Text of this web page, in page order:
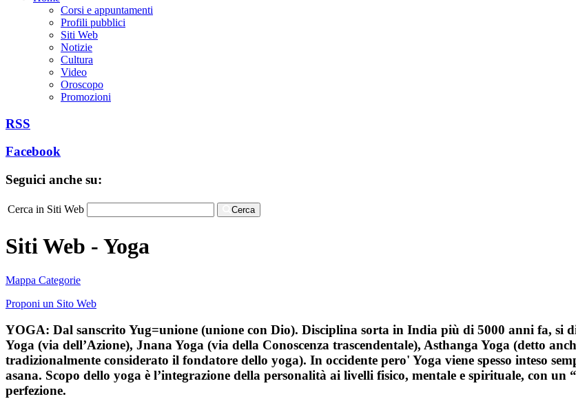
Corsi e appuntamenti
Profili pubblici
Siti Web
Notizie
Cultura
Video
Oroscopo
Promozioni
RSS
Facebook
Seguici anche su:
Cerca in Siti Web Cerca
Siti Web - Yoga
Mappa Categorie
Proponi un Sito Web
YOGA: Dal sanscrito Yug=unione (unione con Dio). Disciplina sorta in India più di 5000 anni fa, si
Yoga (via dell’Azione), Jnana Yoga (via della Conoscenza trascendentale), Asthanga Yoga (detto
tradizionalmente considerato il fondatore dello yoga). In occidente pero' Yoga viene spesso inteso
asana. Scopo dello yoga è l’integrazione della personalità ai livelli fisico, mentale e spirituale, con un
perfezione.